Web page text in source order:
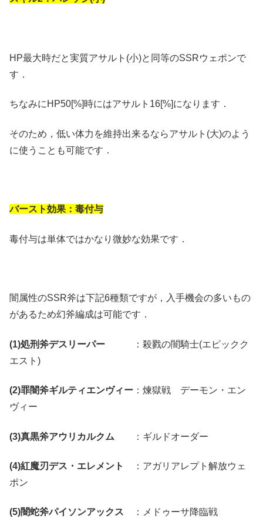
HP最大時だと実質アサルト(小)と同等のSSRウェポンで
す．
ちなみにHP50[%]時にはアサルト16[%]になります．
そのため，低い体力を維持出来るならアサルト(大)のよう
に使うことも可能です．
バースト効果：毒付与
毒付与は単体ではかなり微妙な効果です．
闇属性のSSR斧は下記6種類ですが，入手機会の多いもの
があるため幻斧編成は可能です．
(1)処刑斧デスリーパー ：殺戮の闇騎士(エピックク
エスト)
(2)罪闇斧ギルティエンヴィー ：煉獄戦 デーモン・エン
ヴィー
(3)真黒斧アウリカルクム ：ギルドオーダー
(4)紅魔刃デス・エレメント
：アガリアレプト解放ウェ
ポン
(5)闇蛇斧パイソンアックス ：メドゥーサ降臨戦